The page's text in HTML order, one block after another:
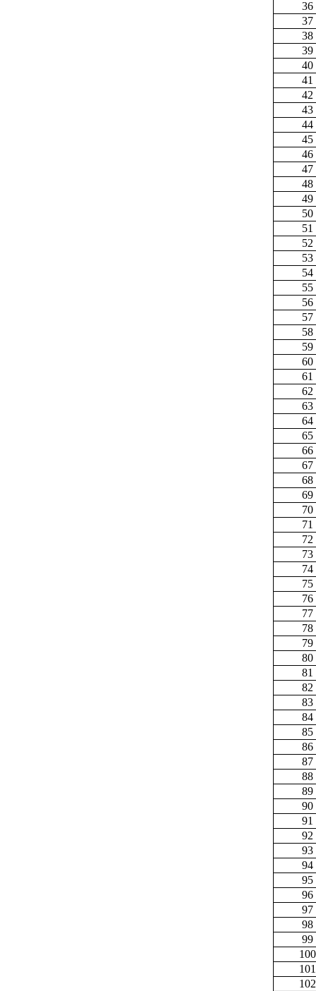
36
37
38
39
40
41
42
43
44
45
46
47
48
49
50
51
52
53
54
55
56
57
58
59
60
61
62
63
64
65
66
67
68
69
70
71
72
73
74
75
76
77
78
79
80
81
82
83
84
85
86
87
88
89
90
91
92
93
94
95
96
97
98
99
100
101
102